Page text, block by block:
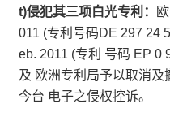
t)侵犯其三项白光专利：
011 (专利号码DE 297 24
eb. 2011 (专利 号码 EP 0
及 欧洲专利局予以取消
今台 电子之侵权控诉。